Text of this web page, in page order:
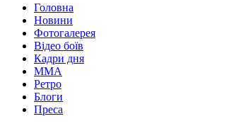
Головна
Новини
Фотогалерея
Відео боїв
Кадри дня
ММА
Ретро
Блоги
Преса